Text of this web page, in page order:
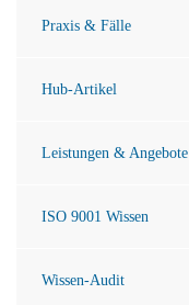
Praxis & Fälle
Hub-Artikel
Leistungen & Angebote
ISO 9001 Wissen
Wissen-Audit